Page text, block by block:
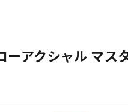
ーアクシャル マ